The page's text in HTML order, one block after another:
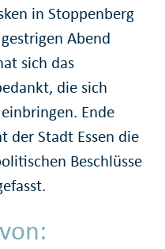
in Stoppenberg
Abend
sich das
die sich
Ende
der Stadt Essen die
Beschlüsse